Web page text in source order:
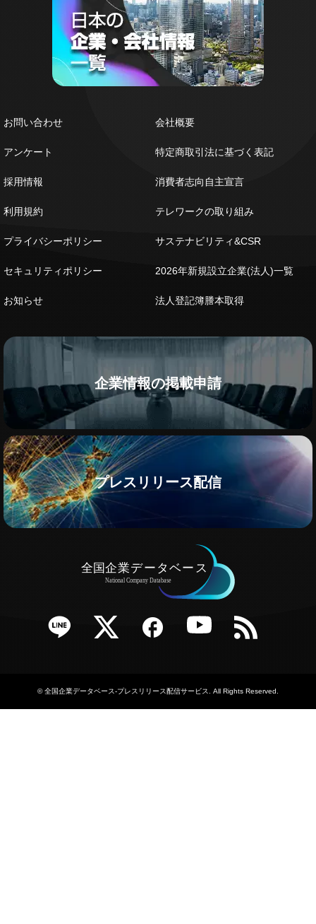
お問い合わせ
アンケート
採用情報
利用規約
プライバシーポリシー
セキュリティポリシー
お知らせ
会社概要
特定商取引法に基づく表記
消費者志向自主宣言
テレワークの取り組み
サステナビリティ&CSR
2026年新規設立企業(法人)一覧
法人登記簿謄本取得
企業情報の掲載申請
プレスリリース配信
Twitter Facebook YouTube RSS
©全国企業データベース-プレスリリース配信サービス . All Rights Reserved.